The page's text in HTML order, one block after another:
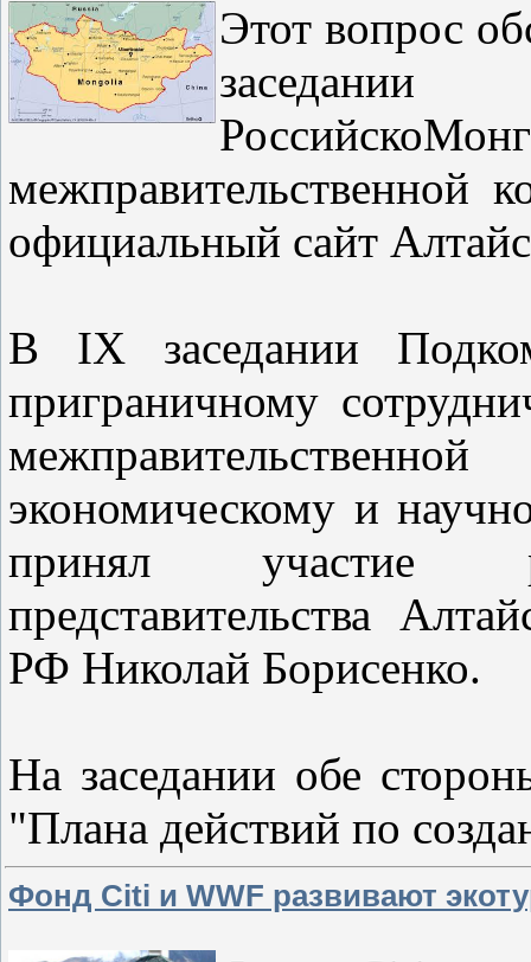
Этот вопрос
межправительственной
официальный сайт
В IX заседании
приграничному
экономическому и
принял участие
представительства
РФ Николай Борисенко.
На заседании обе
"Плана действий по
Фонд Citi и WWF развивают